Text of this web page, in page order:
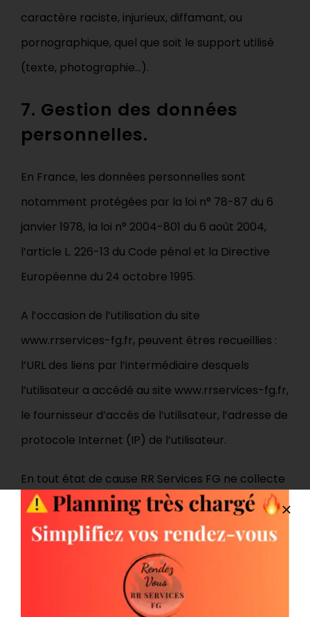
caractère raciste, injurieux, diffamant, ou
pornographique, quel que soit le support utilisé
(texte, photographie…).
7. Gestion des données
personnelles.
En France, les données personnelles sont
notamment protégées par la loi n° 78-87 du 6
janvier 1978, la loi n° 2004-801 du 6 août 2004,
l’article L. 226-13 du Code pénal et la Directive
Européenne du 24 octobre 1995.
A l’occasion de l’utilisation du site
www.rrservices-fg.fr, peuvent êtres recueillies :
l’URL des liens par l’intermédiaire desquels
l’utilisateur a accédé au site www.rrservices-fg.fr,
le fournisseur d’accès de l’utilisateur, l’adresse de
protocole Internet (IP) de l’utilisateur.
En tout état de cause RR Services FG ne collecte
des informations personnelles relatives à
l’utilisateur que pour le besoin de certains
services proposés par le site www.rrservices-
fg.fr. L’utilisateur fournit ces informations en
toute connaissance de cause, notamment